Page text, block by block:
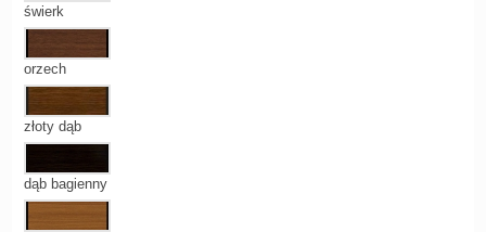
świerk
orzech
złoty dąb
dąb bagienny